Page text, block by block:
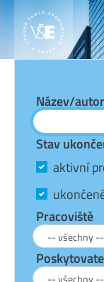
Název/autor
Stav
aktivní
Pracoviště